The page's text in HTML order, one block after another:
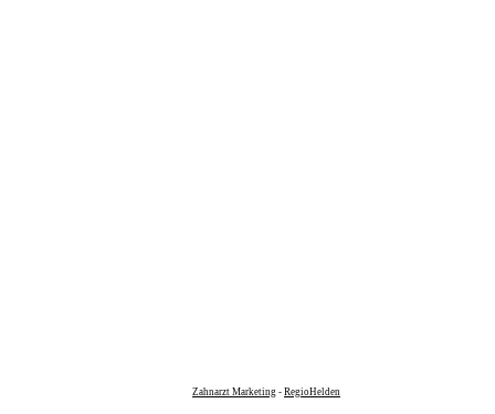
Zahnarzt Marketing - RegioHelden